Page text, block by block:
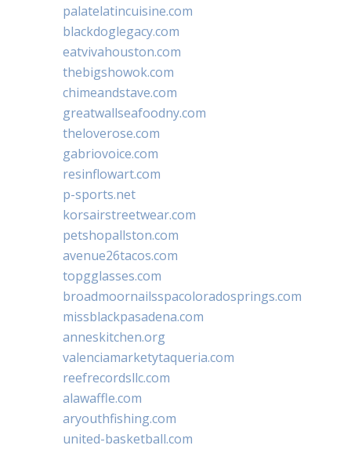
palatelatincuisine.com
blackdoglegacy.com
eatvivahouston.com
thebigshowok.com
chimeandstave.com
greatwallseafoodny.com
theloverose.com
gabriovoice.com
resinflowart.com
p-sports.net
korsairstreetwear.com
petshopallston.com
avenue26tacos.com
topgglasses.com
broadmoornailsspacoloradosprings.com
missblackpasadena.com
anneskitchen.org
valenciamarketytaqueria.com
reefrecordsllc.com
alawaffle.com
aryouthfishing.com
united-basketball.com